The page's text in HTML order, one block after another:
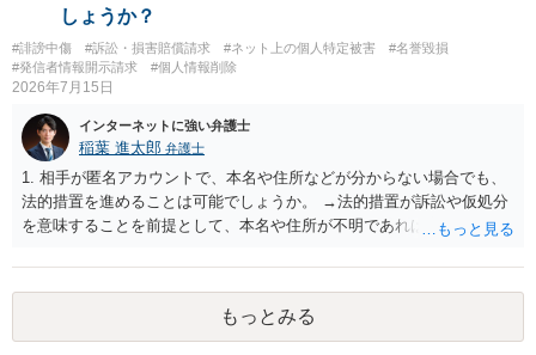
しょうか？
#誹謗中傷 #訴訟・損害賠償請求 #ネット上の個人特定被害
#名誉毀損
#発信者情報開示請求
#個人情報削除
2026年7月15日
インターネットに強い弁護士
稲葉 進太郎 弁護士
1. 相手が匿名アカウントで、本名や住所などが分からない場合でも、
法的措置を進めることは可能でしょうか。 →法的措置が訴訟や仮処分
を意味することを前提として、本名や住所が不明であれば実現が難し
や期間はどのくらいを想定すればよいでしょうか。 →数十万円・数ヶ
月が目安でしょう。 3. 投稿が削除されても、スクリーンショットやU
RLなどの証拠があれば対応は可能でしょうか。 →対応可能である場合
があるでしょう。 4. このようなケースでは、まず弁護士へ相談するの
もっとみる